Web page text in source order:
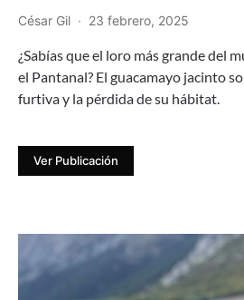
César Gil 23 febrero, 2025
¿Sabías que el loro más grande del
el Pantanal? El guacamayo jacinto
furtiva y la pérdida de su hábitat.
Ver Publicación